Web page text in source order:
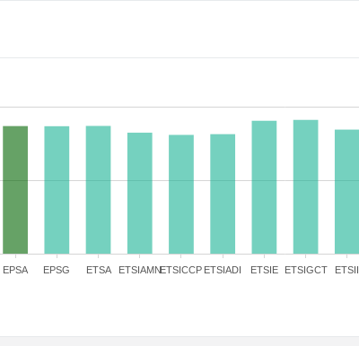
EPSA EPSG ETSA ETSIAMNETSICCP ETSIADI ETSIE ETSIGCT ETSII